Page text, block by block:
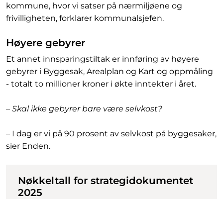
kommune, hvor vi satser på nærmiljøene og
frivilligheten, forklarer kommunalsjefen.
Høyere gebyrer
Et annet innsparingstiltak er innføring av høyere
gebyrer i Byggesak, Arealplan og Kart og oppmåling
- totalt to millioner kroner i økte inntekter i året.
– Skal ikke gebyrer bare være selvkost?
– I dag er vi på 90 prosent av selvkost på byggesaker,
sier Enden.
Nøkkeltall for strategidokumentet
2025